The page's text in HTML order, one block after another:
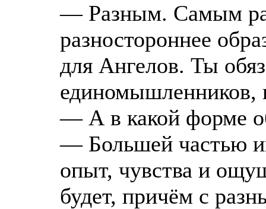
— Разным. Самым
разностороннее
для Ангелов. Ты
единомышленников,
— А в какой форме
— Большей частью
опыт, чувства и
будет, причём с